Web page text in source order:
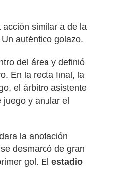
similar a de la
Un auténtico golazo.
del área y definió
En la recta final, la
el árbitro asistente
juego y anular el
la anotación
desmarcó de gran
gol. El estadio